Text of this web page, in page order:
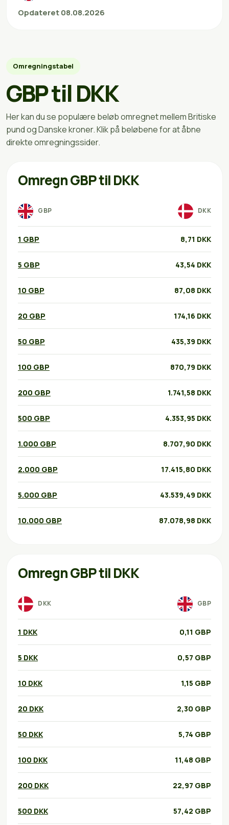
Opdateret 08.08.2026
Omregningstabel
GBP til DKK
Her kan du se populære beløb omregnet mellem Britiske
pund og Danske kroner. Klik på beløbene for at åbne
direkte omregningssider.
Omregn GBP til DKK
GBP DKK
1 GBP 8,71 DKK
5 GBP 43,54 DKK
10 GBP 87,08 DKK
20 GBP 174,16 DKK
50 GBP 435,39 DKK
100 GBP 870,79 DKK
200 GBP 1.741,58 DKK
500 GBP 4.353,95 DKK
1.000 GBP 8.707,90 DKK
2.000 GBP 17.415,80 DKK
5.000 GBP 43.539,49 DKK
10.000 GBP 87.078,98 DKK
Omregn GBP til DKK
DKK GBP
1 DKK 0,11 GBP
5 DKK 0,57 GBP
10 DKK 1,15 GBP
20 DKK 2,30 GBP
50 DKK 5,74 GBP
100 DKK 11,48 GBP
200 DKK 22,97 GBP
500 DKK 57,42 GBP